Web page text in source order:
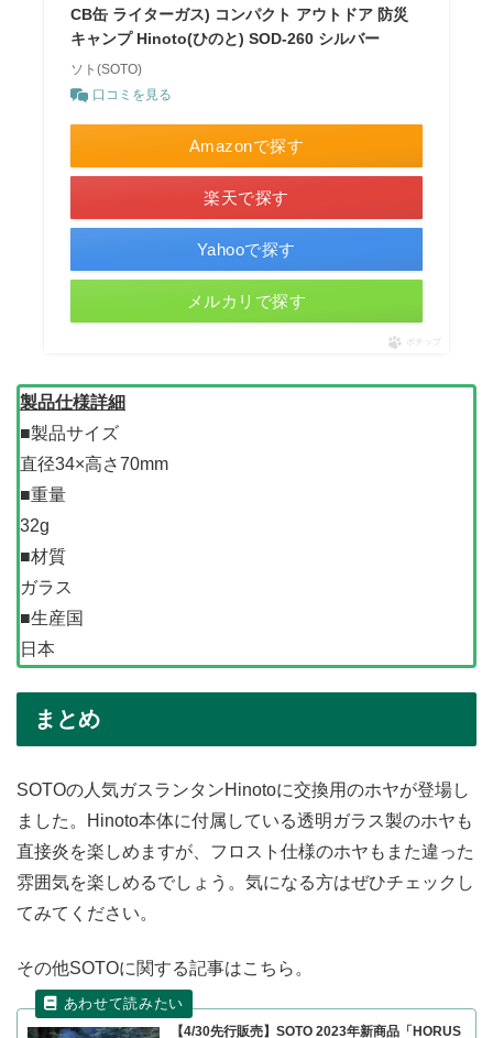
CB缶 ライターガス) コンパクト アウトドア 防災
キャンプ Hinoto(ひのと) SOD-260 シルバー
ソト(SOTO)
口コミを見る
Amazonで探す
楽天で探す
Yahooで探す
メルカリで探す
ポチップ
製品仕様詳細
■製品サイズ
直径34×高さ70mm
■重量
32g
■材質
ガラス
■生産国
日本
まとめ
SOTOの人気ガスランタンHinotoに交換用のホヤが登場し
ました。Hinoto本体に付属している透明ガラス製のホヤも
直接炎を楽しめますが、フロスト仕様のホヤもまた違った
雰囲気を楽しめるでしょう。気になる方はぜひチェックし
てみてください。
その他SOTOに関する記事はこちら。
【4/30先行販売】SOTO 2023年新商品「HORUS